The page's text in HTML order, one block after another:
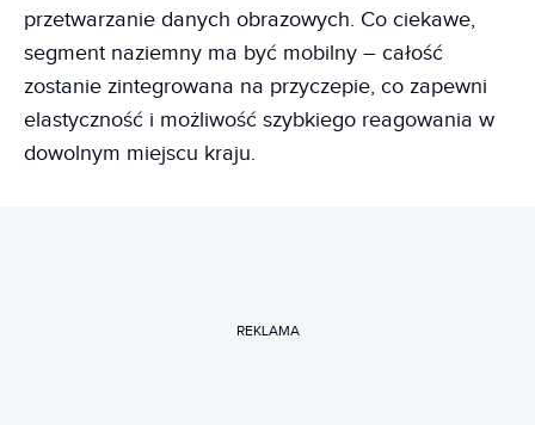
przetwarzanie danych obrazowych. Co ciekawe,
segment naziemny ma być mobilny – całość
zostanie zintegrowana na przyczepie, co zapewni
elastyczność i możliwość szybkiego reagowania w
dowolnym miejscu kraju.
REKLAMA